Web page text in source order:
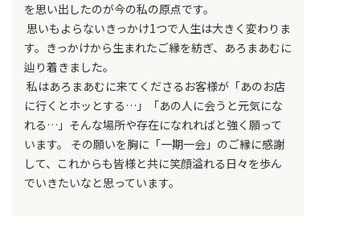
を思い出したのが今の私の原点です。
思いもよらないきっかけ1つで人生は大きく変わりま
す。きっかけから生まれたご縁を紡ぎ、あろまあむに
辿り着きました。
私はあろまあむに来てくださるお客様が「あのお店
に行くとホッとする…」「あの人に会うと元気にな
れる…」そんな場所や存在になれればと強く願って
います。 その願いを胸に「一期一会」のご縁に感謝
して、これからも皆様と共に笑顔溢れる日々を歩ん
でいきたいなと思っています。